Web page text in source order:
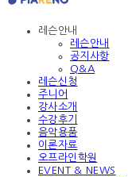
레슨안내
레슨안내
공지사항
Q&A
레슨신청
주니어
강사소개
수강후기
음악용품
이론자료
오프라인학원
EVENT & NEWS